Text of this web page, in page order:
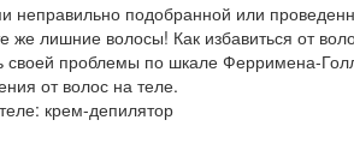
неправильно подобранной или
же лишние волосы! Как избавиться от
своей проблемы по шкале Ферримена-
от волос на теле.
крем-депилятор